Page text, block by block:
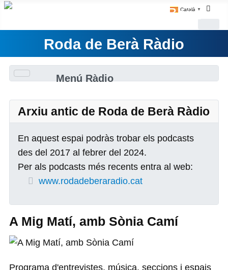
Català ▼
Roda de Berà Ràdio
Menú Ràdio
Arxiu antic de Roda de Berà Ràdio
En aquest espai podràs trobar els podcasts
des del 2017 al febrer del 2024.
Per als podcasts més recents entra al web:
www.rodadeberaradio.cat
A Mig Matí, amb Sònia Camí
Programa d'entrevistes, música, seccions i espais